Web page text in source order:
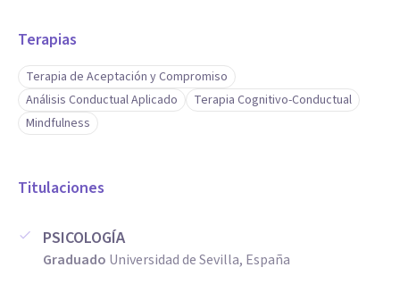
Terapias
Terapia de Aceptación y Compromiso
Análisis Conductual Aplicado
Terapia Cognitivo-Conductual
Mindfulness
Titulaciones
PSICOLOGÍA
Graduado Universidad de Sevilla, España